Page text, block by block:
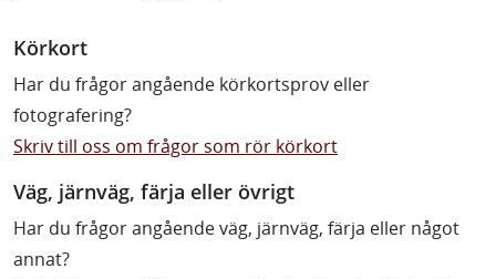
Körkort
Har du frågor angående körkortsprov eller
fotografering?
Skriv till oss om frågor som rör körkort
Väg, järnväg, färja eller övrigt
Har du frågor angående väg, järnväg, färja eller något
annat?